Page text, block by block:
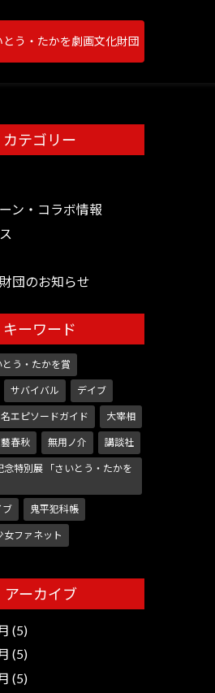
とう・たかを劇画文化財団
カテゴリー
ン・コラボ情報
団のお知らせ
キーワード
とう・たかを賞
サバイバル デイブ
名エピソードガイド 大宰相
春秋 無用ノ介 講談社
特別展 「さいとう・たかを
ブ 鬼平犯科帳
女ファネット
アーカイブ
(5)
(5)
(5)